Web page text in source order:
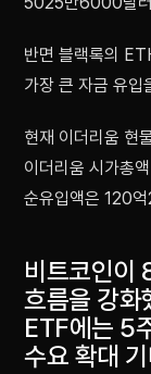
반면 블랙록의
가장 큰 자금 유입
현재 이더리움 현
이더리움 시가총
순유입액은 120
비트코인이
흐름을 강화
ETF에는 5
수요 확대